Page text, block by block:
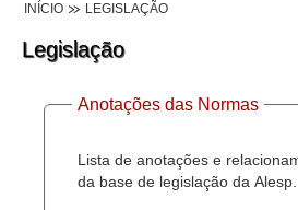
Dados Abertos Alesp
Lei de Acesso à Informação
Dados Governamentais Abertos
Planejamento
INÍCIO LEGISLAÇÃO
Legislação
Anotações das Normas
Lista de anotações e
da base de legislação da Alesp.